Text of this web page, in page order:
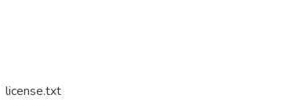
license.txt